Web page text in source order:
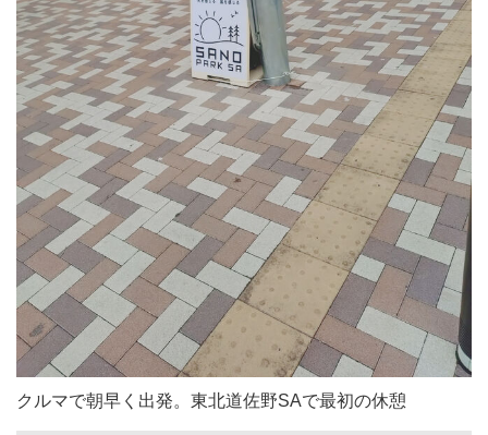
クルマで朝早く出発。東北道佐野SAで最初の休憩